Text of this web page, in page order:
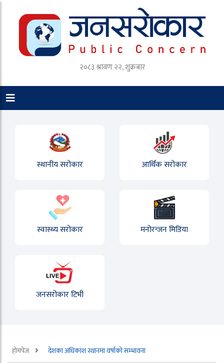
२०८३ श्रावण २२, शुक्रबार
स्थानीय सरोकार आर्थिक सरोकार
स्वास्थ्य सरोकार मनोरन्जन मिडिया
जनसरोकार टिभी
होमपेज देशका अधिकांश स्थानमा वर्षाको सम्भावना